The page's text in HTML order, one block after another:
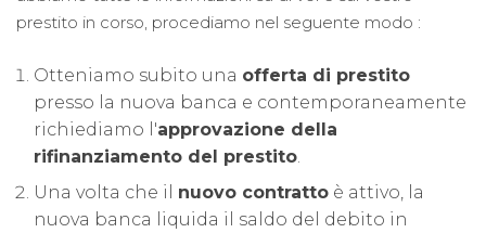
prestito in corso, procediamo nel seguente modo :
Otteniamo subito una offerta di prestito
presso la nuova banca e contemporaneamente
richiediamo l'approvazione della
rifinanziamento del prestito.
Una volta che il nuovo contratto è attivo, la
nuova banca liquida il saldo del debito in